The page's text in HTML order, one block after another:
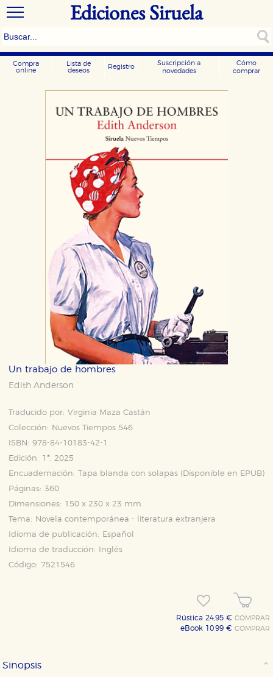
Ediciones Siruela
Compra
online
Lista de
deseos
Registro
Suscripción a
novedades
Cómo
comprar
Un trabajo de hombres
Edith Anderson
Traducido por: Virginia Maza Castán
Colección:
Nuevos Tiempos 546
ISBN: 978-84-10183-42-1
Edición: 1ª, 2025
Encuadernación: Tapa blanda con solapas (Disponible en EPUB)
Páginas: 360
Dimensiones: 150 x 230 x 23 mm
Tema:
Novela contemporánea - literatura extranjera
Idioma de publicación:
Español
Idioma de traducción:
Inglés
Código: 7521546
Rústica 24,95 €COMPRAR
eBook 10,99 €COMPRAR
Sinopsis